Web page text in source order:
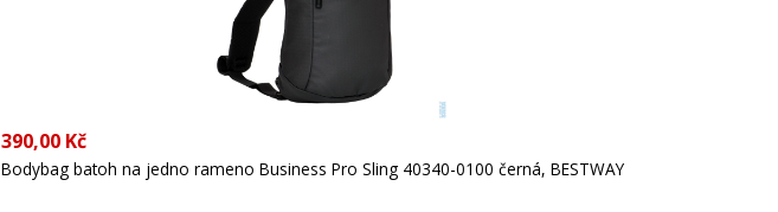
390,00 Kč
Bodybag batoh na jedno rameno Business Pro Sling 40340-0100 černá, BESTWAY